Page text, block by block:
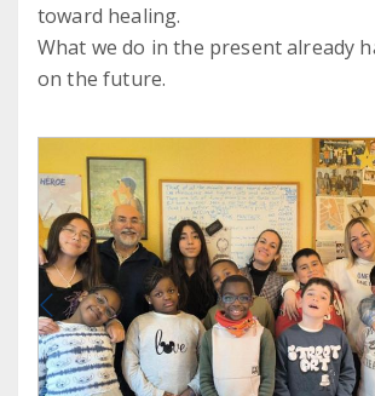
toward healing.
What we do in the present already
on the future.